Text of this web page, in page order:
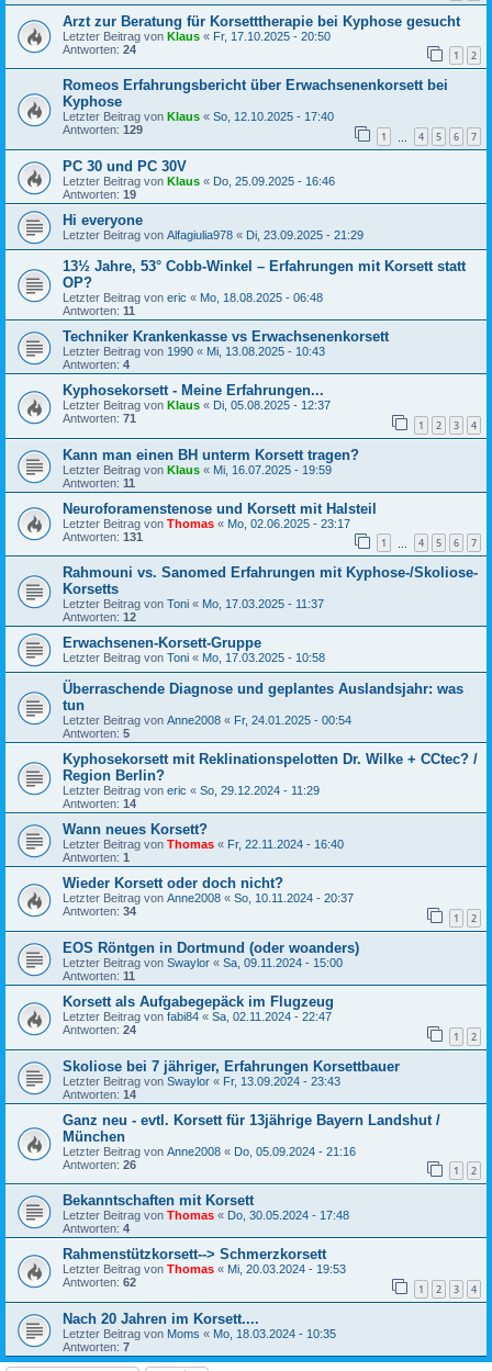
Arzt zur Beratung für Korsetttherapie bei Kyphose gesucht
Letzter Beitrag von Klaus « Fr, 17.10.2025 - 20:50
Antworten: 24 1 2
Romeos Erfahrungsbericht über Erwachsenenkorsett bei
Kyphose
Letzter Beitrag von Klaus « So, 12.10.2025 - 17:40
Antworten: 129 1 4 5 6 7
PC 30 und PC 30V
Letzter Beitrag von Klaus « Do, 25.09.2025 - 16:46
Antworten: 19
Hi everyone
Letzter Beitrag von Alfagiulia978 « Di, 23.09.2025 - 21:29
13½ Jahre, 53° Cobb-Winkel – Erfahrungen mit Korsett statt
OP?
Letzter Beitrag von eric « Mo, 18.08.2025 - 06:48
Antworten: 11
Techniker Krankenkasse vs Erwachsenenkorsett
Letzter Beitrag von 1990 « Mi, 13.08.2025 - 10:43
Antworten: 4
Kyphosekorsett - Meine Erfahrungen...
Letzter Beitrag von Klaus « Di, 05.08.2025 - 12:37
Antworten: 71 1 2 3 4
Kann man einen BH unterm Korsett tragen?
Letzter Beitrag von Klaus « Mi, 16.07.2025 - 19:59
Antworten: 11
Neuroforamenstenose und Korsett mit Halsteil
Letzter Beitrag von Thomas « Mo, 02.06.2025 - 23:17
Antworten: 131 1 4 5 6 7
Rahmouni vs. Sanomed Erfahrungen mit Kyphose-/Skoliose-
Korsetts
Letzter Beitrag von Toni « Mo, 17.03.2025 - 11:37
Antworten: 12
Erwachsenen-Korsett-Gruppe
Letzter Beitrag von Toni « Mo, 17.03.2025 - 10:58
Überraschende Diagnose und geplantes Auslandsjahr: was
tun
Letzter Beitrag von Anne2008 « Fr, 24.01.2025 - 00:54
Antworten: 5
Kyphosekorsett mit Reklinationspelotten Dr. Wilke + CCtec? /
Region Berlin?
Letzter Beitrag von eric « So, 29.12.2024 - 11:29
Antworten: 14
Wann neues Korsett?
Letzter Beitrag von Thomas « Fr, 22.11.2024 - 16:40
Antworten: 1
Wieder Korsett oder doch nicht?
Letzter Beitrag von Anne2008 « So, 10.11.2024 - 20:37
Antworten: 34 1 2
EOS Röntgen in Dortmund (oder woanders)
Letzter Beitrag von Swaylor « Sa, 09.11.2024 - 15:00
Antworten: 11
Korsett als Aufgabegepäck im Flugzeug
Letzter Beitrag von fabi84 « Sa, 02.11.2024 - 22:47
Antworten: 24 1 2
Skoliose bei 7 jähriger, Erfahrungen Korsettbauer
Letzter Beitrag von Swaylor « Fr, 13.09.2024 - 23:43
Antworten: 14
Ganz neu - evtl. Korsett für 13jährige Bayern Landshut /
München
Letzter Beitrag von Anne2008 « Do, 05.09.2024 - 21:16
Antworten: 26 1 2
Bekanntschaften mit Korsett
Letzter Beitrag von Thomas « Do, 30.05.2024 - 17:48
Antworten: 4
Rahmenstützkorsett--> Schmerzkorsett
Letzter Beitrag von Thomas « Mi, 20.03.2024 - 19:53
Antworten: 62 1 2 3 4
Nach 20 Jahren im Korsett....
Letzter Beitrag von Moms « Mo, 18.03.2024 - 10:35
Antworten: 7